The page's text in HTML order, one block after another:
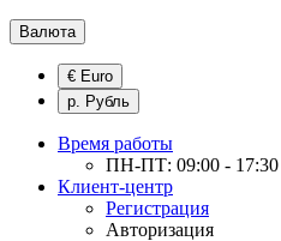
Валюта
€ Euro
р. Рубль
Время работы
ПН-ПТ: 09:00 - 17:30
Клиент-центр
Регистрация
Авторизация